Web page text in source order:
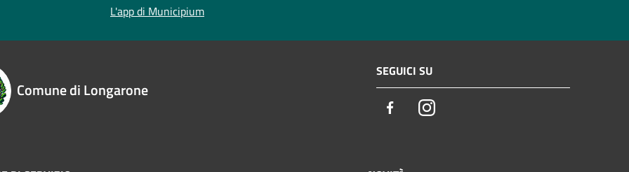
L'app di Municipium
Comune di Longarone
SEGUICI SU
FacebookInstagram